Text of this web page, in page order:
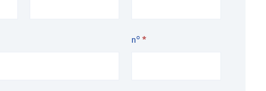
n° *